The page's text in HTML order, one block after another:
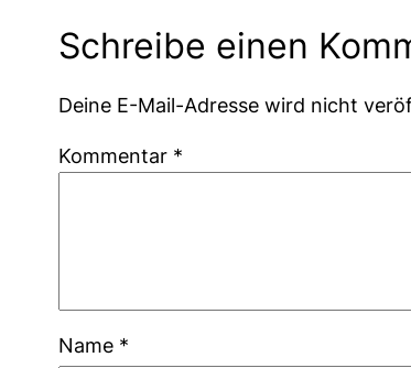
Schreibe einen
Deine E-Mail-Adresse wird nicht
Kommentar *
Name *